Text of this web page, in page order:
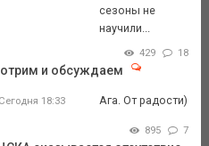
сезоны не
научили...
429 18
и обсуждаем
Сегодня 18:33 Ага. От радости)
895 7